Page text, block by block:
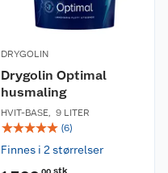
DRYGOLIN
Drygolin Optimal
husmaling
HVIT-BASE, 9 LITER
☆☆☆☆☆ (6)
Finnes i 2 størrelser
stk